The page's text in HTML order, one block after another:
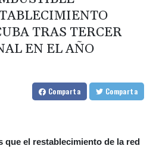
TRAS TERCER
EN EL AÑO
Comparta Comparta
que el restablecimiento de la red